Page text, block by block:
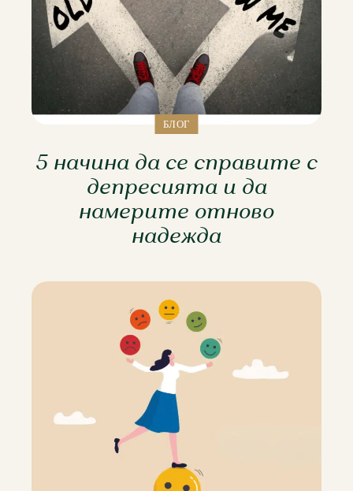
БЛОГ
5 начина да се справите с
депресията и да
намерите отново
надежда